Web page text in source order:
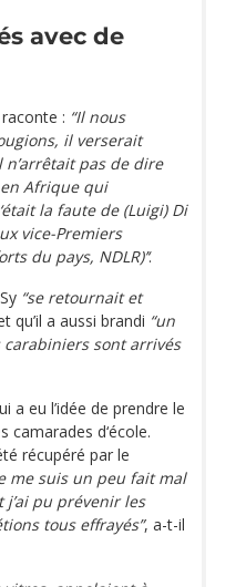
avec de
: “Il nous
il verserait
n’arrêtait pas de dire
Afrique qui
la faute de (Luigi) Di
vice-Premiers
du pays, NDLR)’‘.
“se retournait et
qu’il a aussi brandi “un
sont arrivés
a eu l’idée de prendre le
camarades d‘école.
récupéré par le
me suis un peu fait mal
pu prévenir les
tous effrayés”, a-t-il